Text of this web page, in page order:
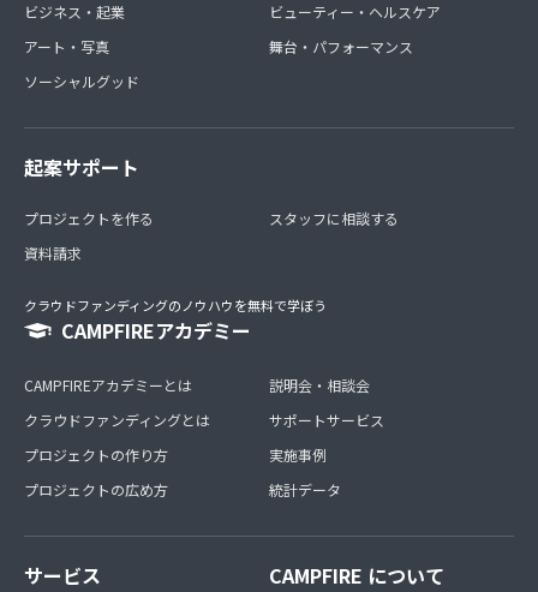
ビジネス・起業
アート・写真
ソーシャルグッド
ビューティー・ヘルスケア
舞台・パフォーマンス
起案サポート
プロジェクトを作る
資料請求
スタッフに相談する
クラウドファンディングのノウハウを無料で学ぼう
CAMPFIREアカデミー
CAMPFIREアカデミーとは
クラウドファンディングとは
プロジェクトの作り方
プロジェクトの広め方
説明会・相談会
サポートサービス
実施事例
統計データ
サービス CAMPFIRE について